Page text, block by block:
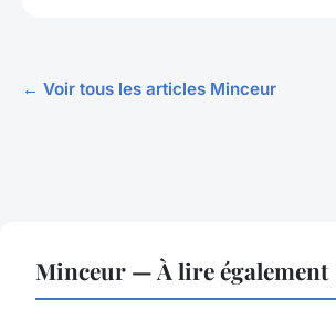
← Voir tous les articles Minceur
Minceur — À lire également